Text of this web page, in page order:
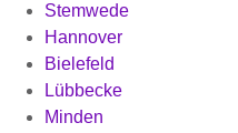
Stemwede
Hannover
Bielefeld
Lübbecke
Minden